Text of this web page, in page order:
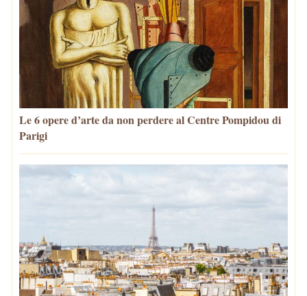
Le 6 opere d’arte da non perdere al Centre Pompidou di
Parigi